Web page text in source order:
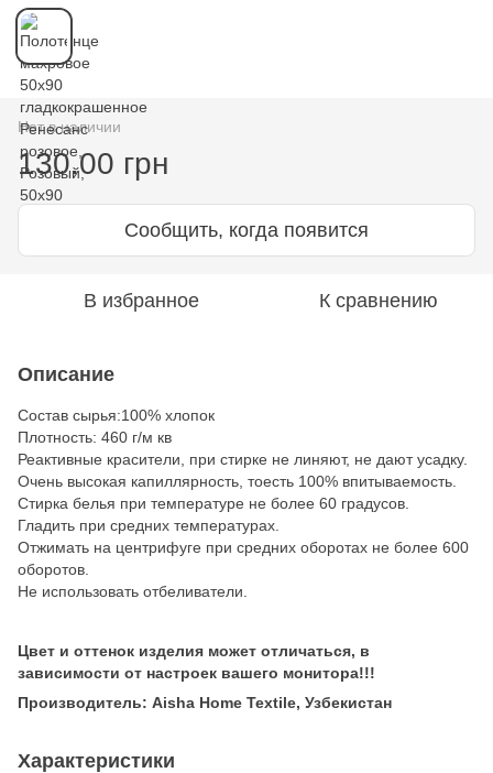
Нет в наличии
130.00 грн
Сообщить, когда появится
В избранное К сравнению
Описание
Состав сырья:100% хлопок
Плотность: 460 г/м кв
Реактивные красители, при стирке не линяют, не дают усадку.
Очень высокая капиллярность, тоесть 100% впитываемость.
Стирка белья при температуре не более 60 градусов.
Гладить при средних температурах.
Отжимать на центрифуге при средних оборотах не более 600
оборотов.
Не использовать отбеливатели.
Цвет и оттенок изделия может отличаться, в
зависимости от настроек вашего монитора!!!
Производитель: Aisha Home Textile, Узбекистан
Характеристики